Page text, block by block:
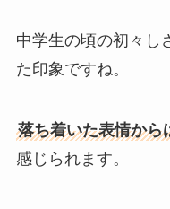
中学生の頃の初々し
た印象ですね。
落ち着いた表情から
感じられます。